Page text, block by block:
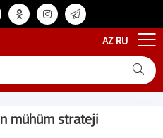
AZ RU
mühüm strateji